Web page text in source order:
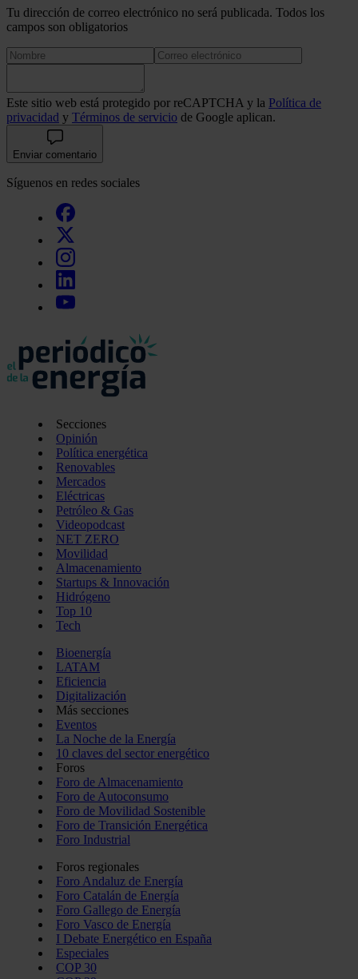
Tu dirección de correo electrónico no será publicada. Todos los
campos son obligatorios
Este sitio web está protegido por reCAPTCHA y la Política de
privacidad y Términos de servicio de Google aplican.
Enviar comentario
Síguenos en redes sociales
Secciones
Opinión
Política energética
Renovables
Mercados
Eléctricas
Petróleo & Gas
Videopodcast
NET ZERO
Movilidad
Almacenamiento
Startups & Innovación
Hidrógeno
Top 10
Tech
Bioenergía
LATAM
Eficiencia
Digitalización
Más secciones
Eventos
La Noche de la Energía
10 claves del sector energético
Foros
Foro de Almacenamiento
Foro de Autoconsumo
Foro de Movilidad Sostenible
Foro de Transición Energética
Foro Industrial
Foros regionales
Foro Andaluz de Energía
Foro Catalán de Energía
Foro Gallego de Energía
Foro Vasco de Energía
I Debate Energético en España
Especiales
COP 30